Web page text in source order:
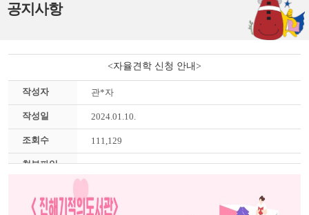
공지사항
<자율견학 신청 안내>
작성자 관*자
작성일 2024.01.10.
조회수 111,129
첨부파일